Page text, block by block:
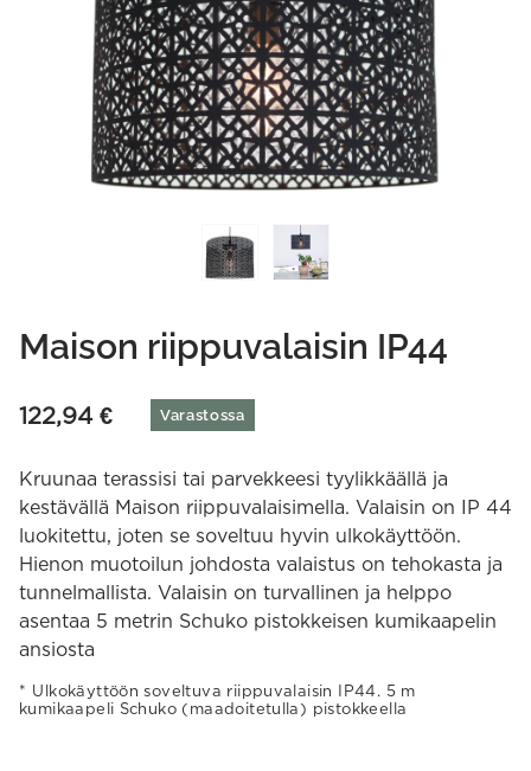
Maison riippuvalaisin IP44
122,94 € Varastossa
Kruunaa terassisi tai parvekkeesi tyylikkäällä ja
kestävällä Maison riippuvalaisimella. Valaisin on IP 44
luokitettu, joten se soveltuu hyvin ulkokäyttöön.
Hienon muotoilun johdosta valaistus on tehokasta ja
tunnelmallista. Valaisin on turvallinen ja helppo
asentaa 5 metrin Schuko pistokkeisen kumikaapelin
ansiosta
Ulkokäyttöön soveltuva riippuvalaisin IP44. 5 m
kumikaapeli Schuko (maadoitetulla) pistokkeella